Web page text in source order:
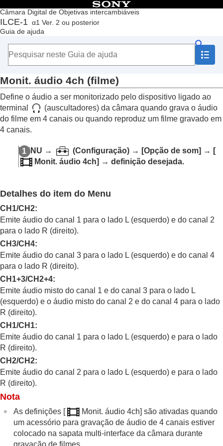
Câmara Digital de Objetivas intercambiáveis
ILCE-1 α1 Ver. 2 ou posterior
Guia de ajuda
Índice
Início
Como utilizar o “Guia de ajuda”
Verificar a câmara e os itens fornecidos
Operações básicas
Preparar a câmara/Operações de fotografia básicas
Encontrar funções a partir do MENU
Utilizar as funções de fotografia
Personalizar a câmara
Visualização
Ver imagens
Def repr múlt suport
Ampliar uma imagem a ser reproduzida
Ampliar ampl. inic.
Ampliar pos. inic.
Rodar automaticamente imagens gravadas
Reproduzir filmes
Vol. reprod./monit.
Monit. áudio 4ch
Reproduzir imagens usando apresentação de
slides (Apresen slides)
Alterar a forma como as imagens são
apresentadas
Definir o método para saltar entre imagens (
Saltar imagem)
Proteger as imagens gravadas (
Proteger
Adicionar informação às imagens
Extrair imagens fixas de um filme
Copiar imagens de um cartão de memória para
outro (Copiar)
Eliminar imagens
Monit. áudio 4ch (filme)
Define o áudio a ser monitorizado pelo dispositivo ligado ao
terminal
(auscultadores) da câmara quando grava o áudio
do filme em 4 canais ou quando reproduz um filme gravado em
4 canais.
MENU → (Configuração) → [Opção de som] → [
Monit. áudio 4ch] → definição desejada.
Detalhes do item do Menu
CH1/CH2:
Emite áudio do canal 1 para o lado L (esquerdo) e do canal 2
para o lado R (direito).
CH3/CH4:
Emite áudio do canal 3 para o lado L (esquerdo) e do canal 4
para o lado R (direito).
CH1+3/CH2+4:
Emite áudio misto do canal 1 e do canal 3 para o lado L
(esquerdo) e o áudio misto do canal 2 e do canal 4 para o lado
R (direito).
CH1/CH1:
Emite áudio do canal 1 para o lado L (esquerdo) e para o lado
R (direito).
CH2/CH2:
Emite áudio do canal 2 para o lado L (esquerdo) e para o lado
R (direito).
Nota
As definições [ Monit. áudio 4ch] são ativadas quando
um acessório para gravação de áudio de 4 canais estiver
colocado na sapata multi-interface da câmara durante
gravação de filmes.